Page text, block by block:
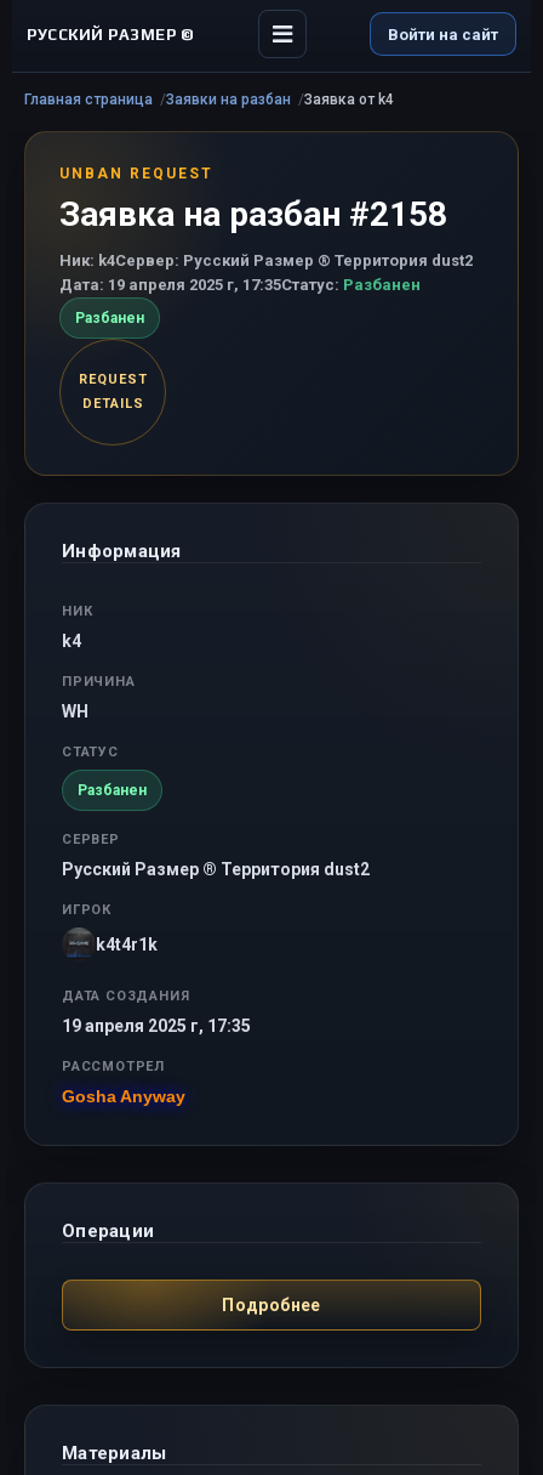
РУССКИЙ РАЗМЕР © Войти на сайт
Главная страница Заявки на разбан Заявка от k4
UNBAN REQUEST
Заявка на разбан #2158
Ник: k4Сервер: Русский Размер ® Территория dust2
Дата: 19 апреля 2025 г, 17:35Статус: Разбанен
Разбанен
REQUEST
DETAILS
Информация
НИК
k4
ПРИЧИНА
WH
СТАТУС
Разбанен
СЕРВЕР
Русский Размер ® Территория dust2
ИГРОК
k4t4r1k
ДАТА СОЗДАНИЯ
19 апреля 2025 г, 17:35
РАССМОТРЕЛ
Gosha Anyway
Операции
Подробнее
Материалы